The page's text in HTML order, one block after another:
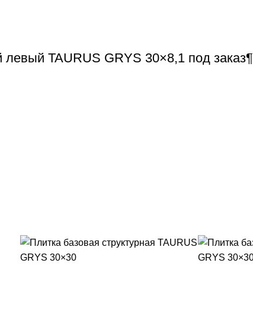
TAURUS GRYS 30×8,1 под заказ¶